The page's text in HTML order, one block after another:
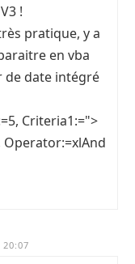
!
pratique, y a
en vba
de date intégré
Criteria1:=">